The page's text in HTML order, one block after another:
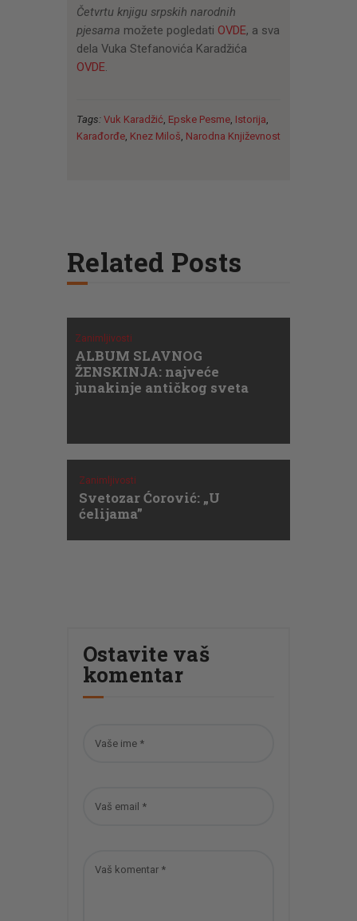
Četvrtu knjigu srpskih narodnih
pjesama možete pogledati OVDE, a sva
dela Vuka Stefanovića Karadžića
OVDE.
Tags: Vuk Karadžić Epske Pesme, Istorija
Karađorđe, Knez Miloš Narodna Književnost
Related Posts
Zanimljivosti
ALBUM SLAVNOG
ŽENSKINJA: najveće
junakinje antičkog sveta
Zanimljivosti
Svetozar Ćorović: „U
ćelijama”
Ostavite vaš
komentar